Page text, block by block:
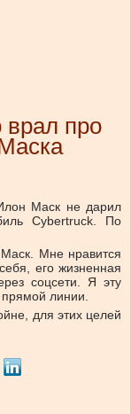
врал про
Маск не дарил
Cybertruck. По
Мне нравится
его жизненная
соцсети. Я эту
линии.
для этих целей